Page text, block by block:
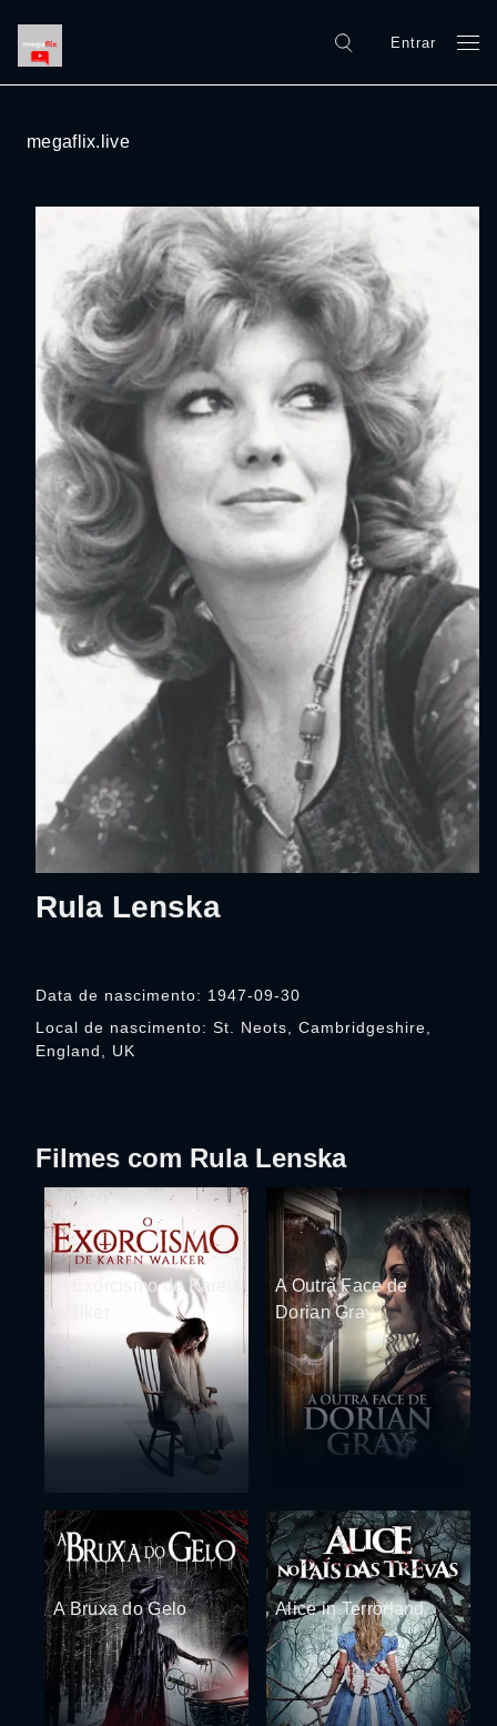
Entrar
megaflix.live
Rula Lenska
Data de nascimento: 1947-09-30
Local de nascimento: St. Neots, Cambridgeshire,
England, UK
Filmes com Rula Lenska
O Exorcismo de Karen
Walker
A Outra Face de
Dorian Gray
A Bruxa do Gelo Alice in Terrorland